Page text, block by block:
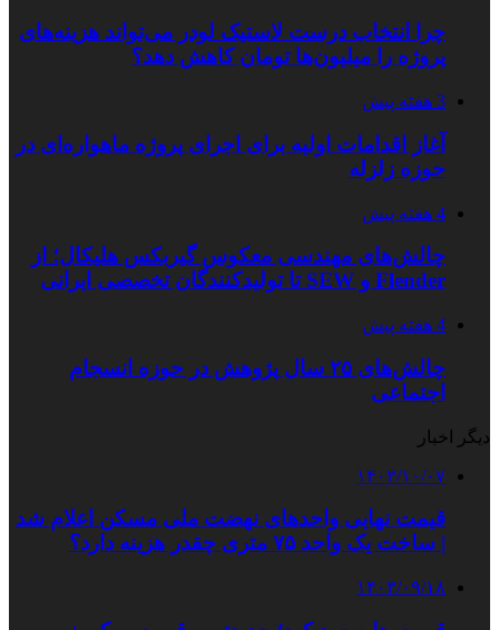
چرا انتخاب درست لاستیک لودر می‌تواند هزینه‌های
پروژه را میلیون‌ها تومان کاهش دهد؟
3 هفته پیش
آغاز اقدامات اولیه برای اجرای پروژه ماهواره‌ای در
حوزه زلزله
4 هفته پیش
چالش‌های مهندسی معکوس گیربکس هلیکال؛ از
Flender و SEW تا تولیدکنندگان تخصصی ایرانی
4 هفته پیش
چالش‌های ۲۵ سال پژوهش در حوزه انسجام
اجتماعی
دیگر اخبار
۱۴۰۳/۱۰/۰۷
قیمت نهایی واحدهای نهضت ملی مسکن اعلام شد
| ساخت یک واحد ۷۵ متری چقدر هزینه دارد؟
۱۴۰۳/۰۹/۱۸